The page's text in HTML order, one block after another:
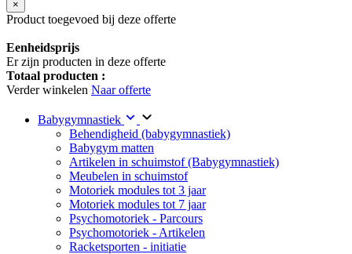
×
Product toegevoed bij deze offerte
Eenheidsprijs
Er zijn producten in deze offerte
Totaal producten :
Verder winkelen Naar offerte
Babygymnastiek
Behendigheid (babygymnastiek)
Babygym matten
Artikelen in schuimstof (Babygymnastiek)
Meubelen in schuimstof
Motoriek modules tot 3 jaar
Motoriek modules tot 7 jaar
Psychomotoriek - Parcours
Psychomotoriek - Artikelen
Racketsporten - initiatie